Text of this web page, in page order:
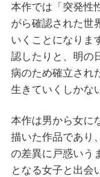
本作では「突発性
がら確認された世
いくことになりま
認したりと、明の
病のため確立され
生きていくしかな
本作は男から女に
描いた作品であり
の差異に戸惑いう
となる女子と出会